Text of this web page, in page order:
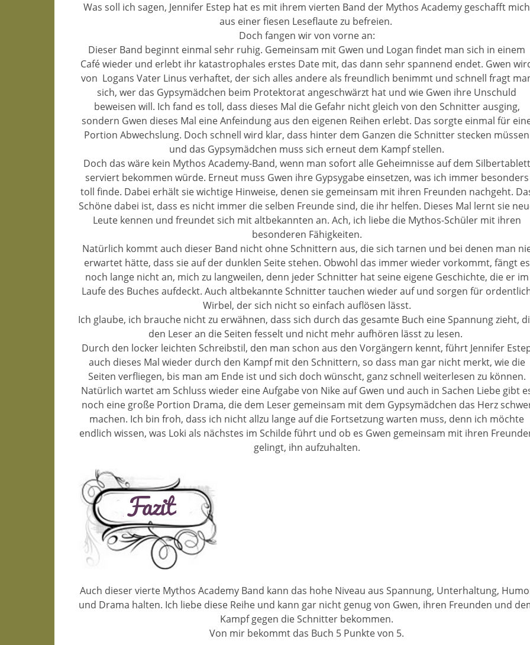
Was soll ich sagen, Jennifer Estep hat es mit ihrem vierten Band der Mythos Academy geschafft mich
aus einer fiesen Leseflaute zu befreien.
Doch fangen wir von vorne an:
Dieser Band beginnt einmal sehr ruhig. Gemeinsam mit Gwen und Logan findet man sich in einem
Café wieder und erlebt ihr katastrophales erstes Date mit, das dann sehr spannend endet. Gwen
von Logans Vater Linus verhaftet, der sich alles andere als freundlich benimmt und schnell fragt
sich, wer das Gypsymädchen beim Protektorat angeschwärzt hat und wie Gwen ihre Unschuld
beweisen will. Ich fand es toll, dass dieses Mal die Gefahr nicht gleich von den Schnitter ausging,
sondern Gwen dieses Mal eine Anfeindung aus den eigenen Reihen erlebt. Das sorgte einmal für
Portion Abwechslung. Doch schnell wird klar, dass hinter dem Ganzen die Schnitter stecken müssen
und das Gypsymädchen muss sich erneut dem Kampf stellen.
Doch das wäre kein Mythos Academy-Band, wenn man sofort alle Geheimnisse auf dem Silbertablett
serviert bekommen würde. Erneut muss Gwen ihre Gypsygabe einsetzen, was ich immer besonders
toll finde. Dabei erhält sie wichtige Hinweise, denen sie gemeinsam mit ihren Freunden nachgeht.
Schöne dabei ist, dass es nicht immer die selben Freunde sind, die ihr helfen. Dieses Mal lernt sie
Leute kennen und freundet sich mit altbekannten an. Ach, ich liebe die Mythos-Schüler mit ihren
besonderen Fähigkeiten.
Natürlich kommt auch dieser Band nicht ohne Schnittern aus, die sich tarnen und bei denen man
erwartet hätte, dass sie auf der dunklen Seite stehen. Obwohl das immer wieder vorkommt, fängt es
noch lange nicht an, mich zu langweilen, denn jeder Schnitter hat seine eigene Geschichte, die er im
Laufe des Buches aufdeckt. Auch altbekannte Schnitter tauchen wieder auf und sorgen für
Wirbel, der sich nicht so einfach auflösen lässt.
Ich glaube, ich brauche nicht zu erwähnen, dass sich durch das gesamte Buch eine Spannung zieht,
den Leser an die Seiten fesselt und nicht mehr aufhören lässt zu lesen.
Durch den locker leichten Schreibstil, den man schon aus den Vorgängern kennt, führt Jennifer
auch dieses Mal wieder durch den Kampf mit den Schnittern, so dass man gar nicht merkt, wie die
Seiten verfliegen, bis man am Ende ist und sich doch wünscht, ganz schnell weiterlesen zu können.
Natürlich wartet am Schluss wieder eine Aufgabe von Nike auf Gwen und auch in Sachen Liebe gibt
noch eine große Portion Drama, die dem Leser gemeinsam mit dem Gypsymädchen das Herz
machen. Ich bin froh, dass ich nicht allzu lange auf die Fortsetzung warten muss, denn ich möchte
endlich wissen, was Loki als nächstes im Schilde führt und ob es Gwen gemeinsam mit ihren
gelingt, ihn aufzuhalten.
Auch dieser vierte Mythos Academy Band kann das hohe Niveau aus Spannung, Unterhaltung,
und Drama halten. Ich liebe diese Reihe und kann gar nicht genug von Gwen, ihren Freunden und
Kampf gegen die Schnitter bekommen.
Von mir bekommt das Buch 5 Punkte von 5.